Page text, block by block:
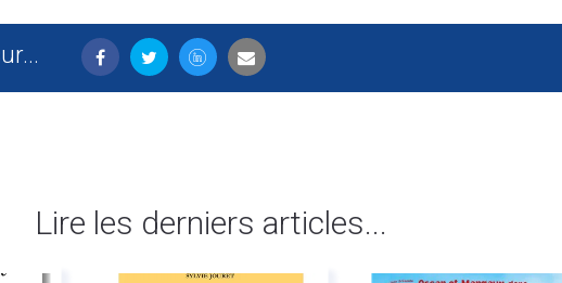
Lire les derniers articles...